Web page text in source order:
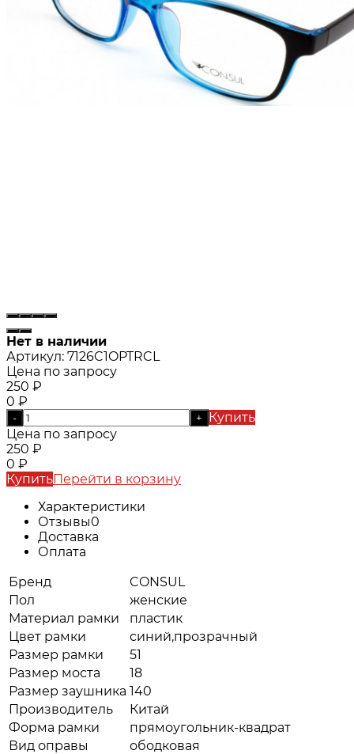
Нет в наличии
Артикул: 7126C1OPTRCL
Цена по запросу
250 ₽
0 ₽
- +
Купить
Цена по запросу
250 ₽
0 ₽
КупитьПерейти в корзину
Характеристики
Отзывы0
Доставка
Оплата
Бренд
CONSUL
Пол
женские
Материал рамки
пластик
Цвет рамки
синий,прозрачный
Размер рамки
51
Размер моста
18
Размер заушника 140
Производитель
Китай
Форма рамки
прямоугольник-квадрат
Вид оправы
ободковая